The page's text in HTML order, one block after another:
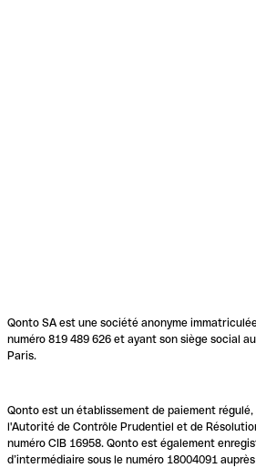
Qonto SA est une société anonyme
numéro 819 489 626 et ayant son siège social
Paris.
Qonto est un établissement de paiement
l'Autorité de Contrôle Prudentiel et de
numéro CIB 16958. Qonto est également
d’intermédiaire sous le numéro 18004091